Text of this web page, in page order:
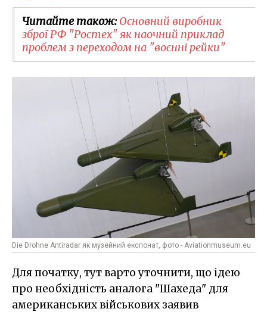
Читайте також:Основний виробник
зброї РФ "Ростех" як наочний приклад
проблем з переходом на "воєнні рейки"
Die Drohne Antiradar як музейний експонат, фото - Aviationmuseum.eu
Для початку, тут варто уточнити, що ідею
про необхідність аналога "Шахеда" для
американських військових заявив